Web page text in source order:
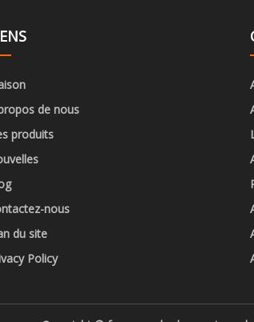
de nous
produits
nous
du site
Policy